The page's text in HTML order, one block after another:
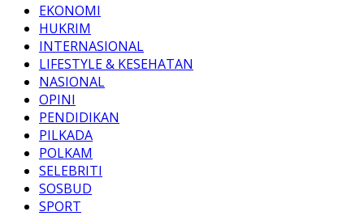
EKONOMI
HUKRIM
INTERNASIONAL
LIFESTYLE & KESEHATAN
NASIONAL
OPINI
PENDIDIKAN
PILKADA
POLKAM
SELEBRITI
SOSBUD
SPORT